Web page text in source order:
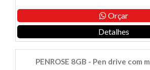
Orçar
Detalhes
PENROSE 8GB - Pen drive com